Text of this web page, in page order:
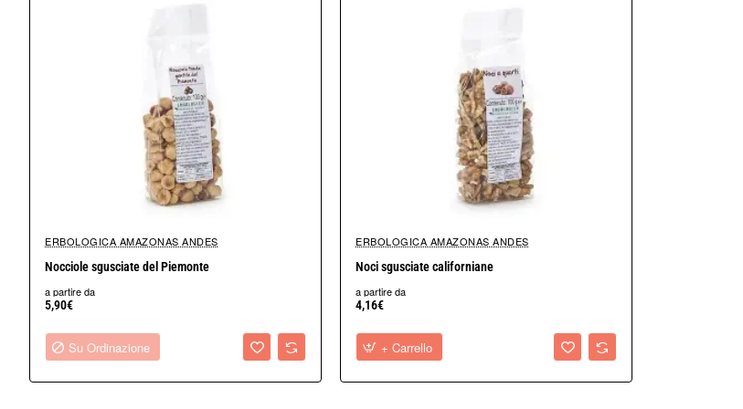
Su Ordinazione
ERBOLOGICA AMAZONAS ANDES
Nocciole sgusciate del Piemonte
a partire da
5,90€
Su Ordinazione
ERBOLOGICA AMAZONAS ANDES
Noci sgusciate californiane
a partire da
4,16€
+ Carrello